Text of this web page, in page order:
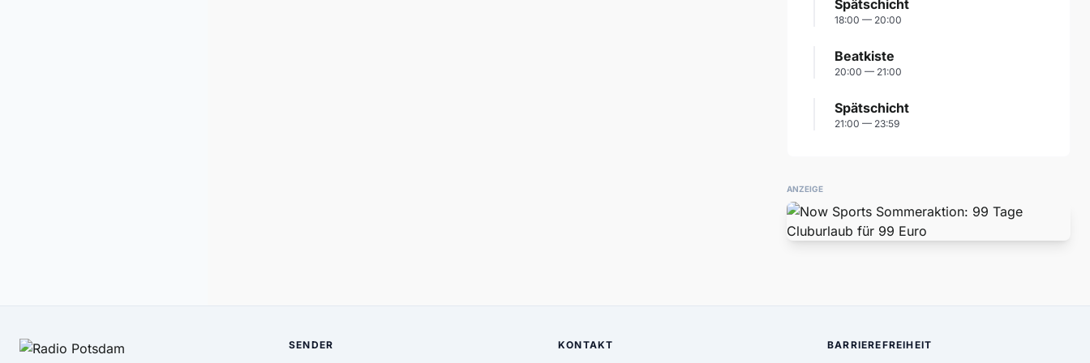
Spätschicht
18:00 — 20:00
Beatkiste
20:00 — 21:00
Spätschicht
21:00 — 23:59
ANZEIGE
SENDER KONTAKT BARRIEREFREIHEIT